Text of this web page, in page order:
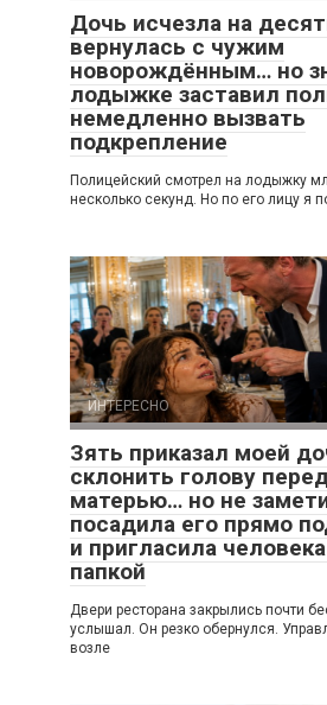
Дочь исчезла на
вернулась с чужим
новорождённым… но
лодыжке заставил
немедленно вызвать
подкрепление
Полицейский смотрел на лодыжку
несколько секунд. Но по его лицу я
ИНТЕРЕСНО
Зять приказал моей
склонить голову
матерью… но не
посадила его прямо
и пригласила
папкой
Двери ресторана закрылись почти
услышал. Он резко обернулся.
возле